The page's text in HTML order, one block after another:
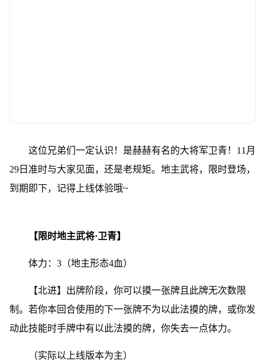
这位兄弟们一定认识！是赫赫有名的大将军卫青！11月
29日准时与大家见面，还是老规矩。地主武将，限时登场，
到期即下，记得上线体验哦~
【限时地主武将·卫青】
体力：3（地主形态4血）
【北进】出牌阶段，你可以摸一张牌且此牌无次数限
制。若你本回合使用的下一张牌不为以此法摸的牌，或你发
动此技能时手牌中有以此法摸的牌，你失去一点体力。
（实际以上线版本为主）